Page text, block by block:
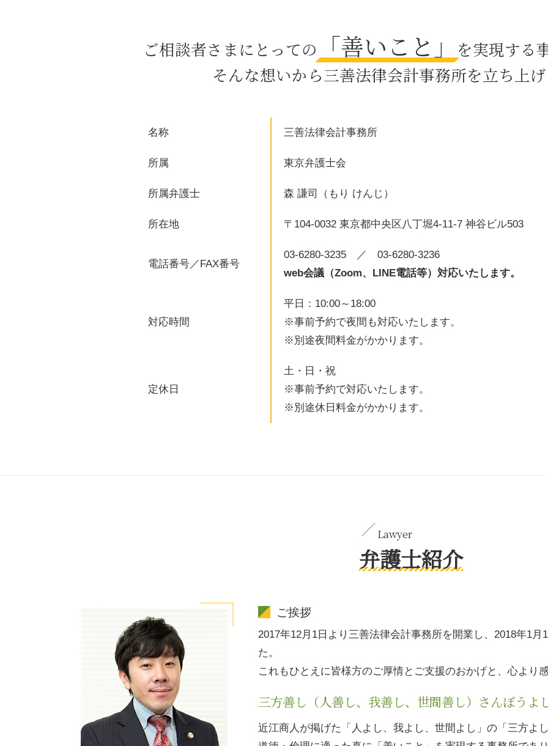
債務超過 とは
m&a 弁護士
消滅時効 債権
身上監護権 親権
有価証券 相続
遺産分割 遺言
育児 離婚
自筆証書遺言 改正
預貯金 相続法
ご相談者さまにとっての 「善いこと」
を実現する
そんな想いから三善法律会計事務所を立ち上げ
名称 三善法律会計事務所
所属 東京弁護士会
所属弁護士 森 謙司（もり けんじ）
所在地 〒104-0032 東京都中央区八丁堀4-11-7 神谷ビル503
電話番号／FAX番号
03-6280-3235 ／ 03-6280-3236
web会議（Zoom、LINE電話等）対応いたします。
対応時間
平日：10:00～18:00
※事前予約で夜間も対応いたします。
※別途夜間料金がかかります。
定休日
土・日・祝
※事前予約で対応いたします。
※別途休日料金がかかります。
弁護士紹介
ご挨拶
2017年12月1日より三善法律会計事務所を開業し、2018年1
た。
これもひとえに皆様方のご厚情とご支援のおかげと、心より
三方善し（人善し、我善し、世間善し）さんぼうよ
近江商人が掲げた「人よし、我よし、世間よし」の「三方よ